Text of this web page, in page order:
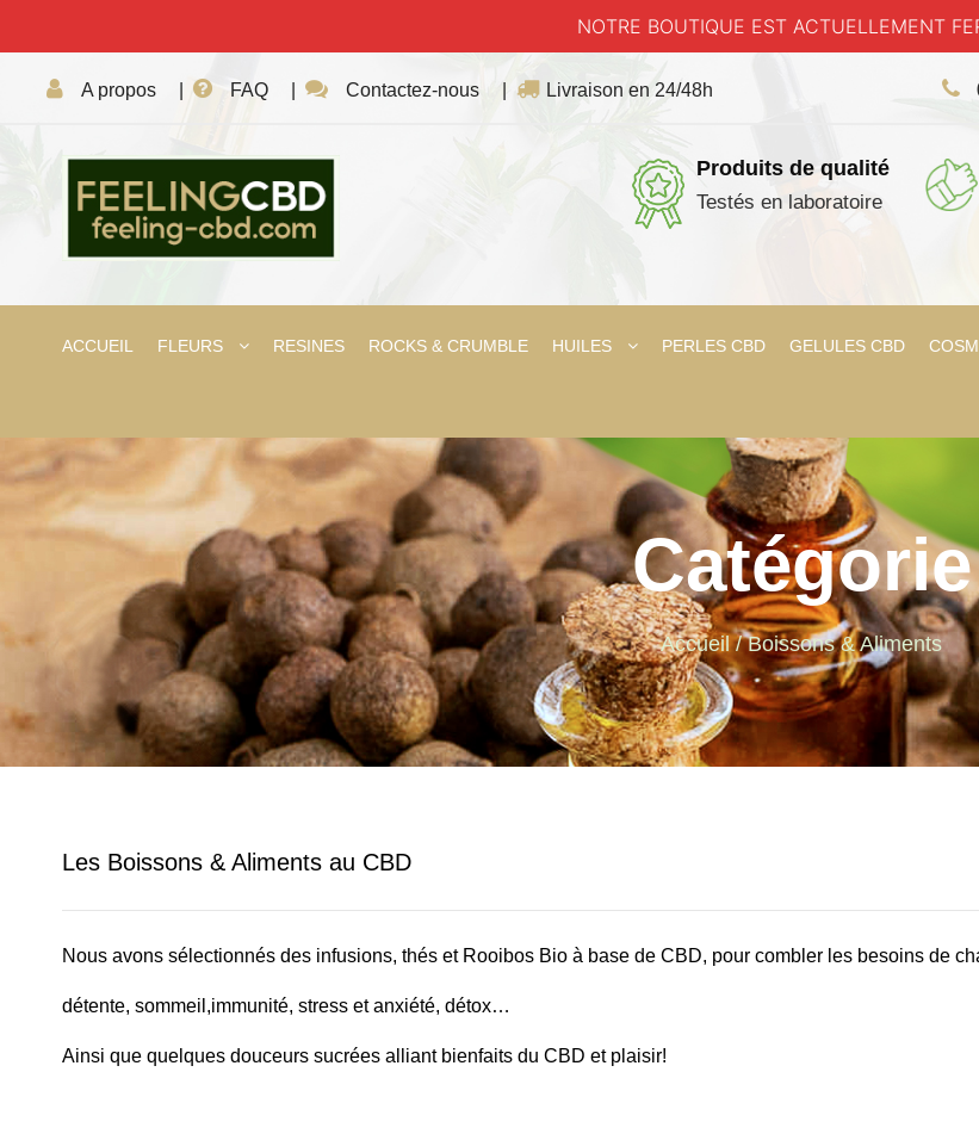
NOTRE BOUTIQUE EST ACTUELLEMENT
A propos FAQ Contactez-nous Livraison en 24/48h
Produits de qualité
Testés en laboratoire
ACCUEIL FLEURS RESINES ROCKS & CRUMBLE HUILES PERLES CBD GELULES CBD
Catégorie
Accueil/ Boissons & Aliments
Les Boissons & Aliments au CBD
Nous avons sélectionnés des infusions, thés et Rooibos Bio à base de CBD, pour combler les besoins de
détente, sommeil,immunité, stress et anxiété, détox…
Ainsi que quelques douceurs sucrées alliant bienfaits du CBD et plaisir!